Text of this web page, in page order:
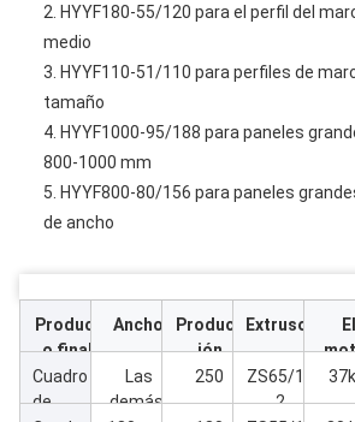
2. HYYF180-55/120 para el perfil del
medio
3. HYYF110-51/110 para perfiles de
tamaño
4. HYYF1000-95/188 para paneles
800-1000 mm
5. HYYF800-80/156 para paneles
de ancho
Product
o final
Ancho
Producc
ión
Extrusor
El
Cuadro
de
Las
demás:
250
ZS65/13
2